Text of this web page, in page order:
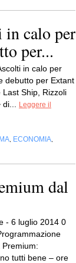
in calo per
per...
in calo per
debutto per Extant
Ship, Rizzoli
Leggere il
ECONOMIA
dal
- 6 luglio 2014 0
tutti bene – ore